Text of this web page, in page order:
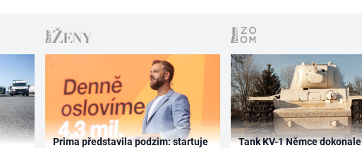
Prima představila podzim: startuje
Tank KV-1 Němce dokonale